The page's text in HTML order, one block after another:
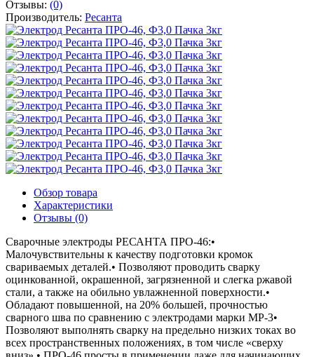
Отзывы: (0)
Производитель: Ресанта
Обзор товара
Характеристики
Отзывы (0)
Сварочные электроды РЕСАНТА ПРО-46:•
Малочувствительны к качеству подготовки кромок
свариваемых деталей.• Позволяют проводить сварку
оцинкованной, окрашенной, загрязненной и слегка ржавой
стали, а также на обильно увлажненной поверхности.•
Обладают повышенной, на 20% большей, прочностью
сварного шва по сравнению с электродами марки МР-3•
Позволяют выполнять сварку на предельно низких токах во
всех пространственных положениях, в том числе «сверху